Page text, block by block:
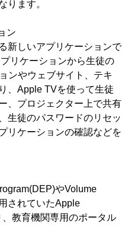
ります。
ン
新しいアプリケーションで
リケーションから生徒の
ンやウェブサイト、テキ
、Apple TVを使って生徒
、プロジェクター上で共有
生徒のパスワードのリセッ
リケーションの確認などを
やVolume
されていたApple
教育機関専用のポータル